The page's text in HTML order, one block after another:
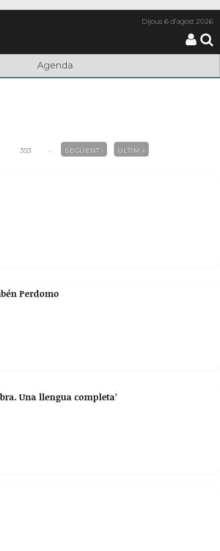
Dijous6 d’agost 2026
Agenda
353 … SEGÜENT › ÚLTIM »
Perdomo
Una llengua completa’